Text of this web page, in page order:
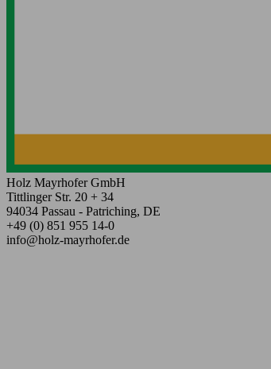
Holz Mayrhofer GmbH
Tittlinger Str. 20 + 34
94034 Passau - Patriching, DE
+49 (0) 851 955 14-0
info@holz-mayrhofer.de